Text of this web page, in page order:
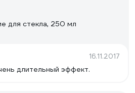
для стекла, 250 мл
16.11.2017
длительный эффект.